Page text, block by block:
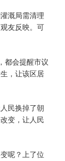
溉局需清理
友反映。可
都会提醒市议
，让该区居
民换掉了朝
变，让人民
呢？上了位